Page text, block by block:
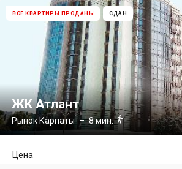
ВСЕ КВАРТИРЫ ПРОДАНЫ СДАН
ЖК Атлант
Рынок Карпаты– 8 мин.
Цена